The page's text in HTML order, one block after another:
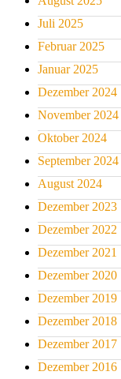
Juli 2025
Februar 2025
Januar 2025
Dezember 2024
November 2024
Oktober 2024
September 2024
August 2024
Dezember 2023
Dezember 2022
Dezember 2021
Dezember 2020
Dezember 2019
Dezember 2018
Dezember 2017
Dezember 2016